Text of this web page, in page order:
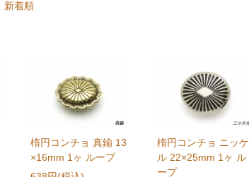
新着順
楕円コンチョ 真鍮 13
×16mm 1ヶ ループ
楕円コンチョ ニッケ
ル 22×25mm 1ヶ ル
ープ